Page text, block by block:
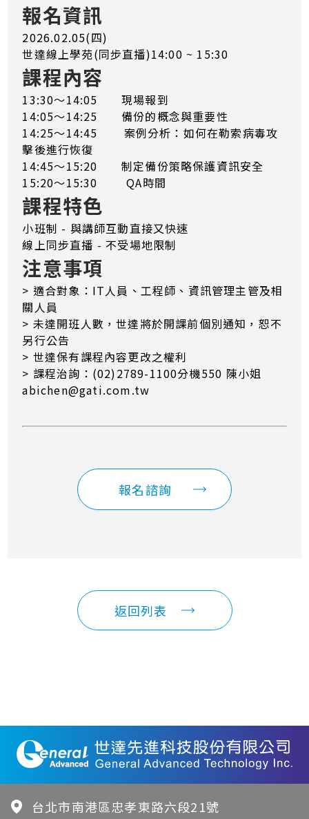
報名資訊
2026.02.05(四)
世達線上學苑(同步直播)14:00 ~ 15:30
課程內容
13:30～14:05 現場報到
14:05～14:25 備份的概念與重要性
14:25～14:45 案例分析：如何在勒索病毒攻
擊後進行恢復
14:45～15:20 制定備份策略保護資訊安全
15:20～15:30 QA時間
課程特色
小班制 - 與講師互動直接又快速
線上同步直播 - 不受場地限制
注意事項
> 適合對象：IT人員、工程師、資訊管理主管及相
關人員
> 未達開班人數，世達將於開課前個別通知，恕不
另行公告
> 世達保有課程內容更改之權利
> 課程治詢：(02)2789-1100分機550 陳小姐
abichen@gati.com.tw
報名諮詢
返回列表
台北市南港區忠孝東路六段21號